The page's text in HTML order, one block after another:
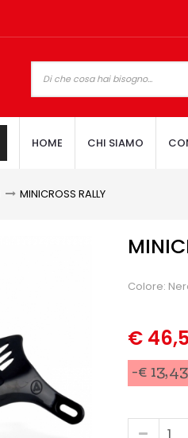
HOME CHI SIAMO
> MINICROSS RALLY
Colore:
€
-€ 13,43